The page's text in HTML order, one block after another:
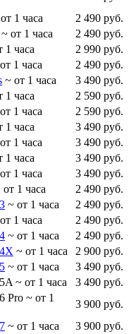
1 часа
2 490 руб.
~ от 1 часа
2 490 руб.
1 часа
2 990 руб.
1 часа
2 490 руб.
~ от 1 часа
3 490 руб.
1 часа
2 590 руб.
1 часа
2 590 руб.
1 часа
3 490 руб.
1 часа
3 490 руб.
1 часа
3 490 руб.
1 часа
3 490 руб.
от 1 часа
2 490 руб.
~ от 1 часа
2 490 руб.
1 часа
2 490 руб.
~ от 1 часа
2 490 руб.
~ от 1 часа
2 900 руб.
~ от 1 часа
3 490 руб.
~ от 1 часа
3 490 руб.
Pro ~ от 1
3 900 руб.
~ от 1 часа
3 900 руб.